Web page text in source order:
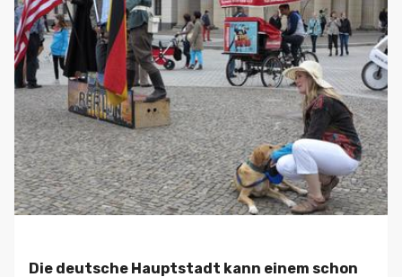
Die deutsche Hauptstadt kann einem schon